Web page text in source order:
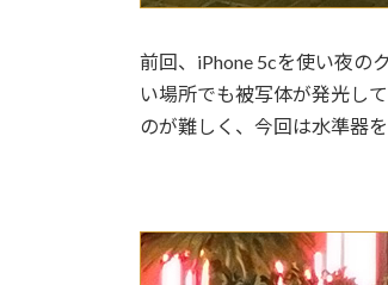
前回、iPhone 5cを使い夜の
い場所でも被写体が発光し
のが難しく、今回は水準器